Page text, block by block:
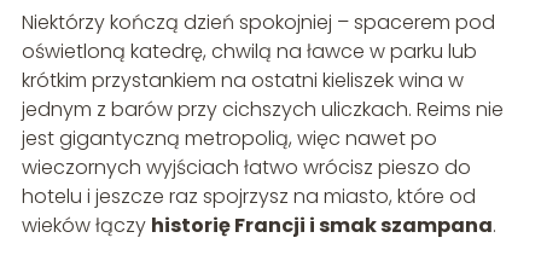
Niektórzy kończą dzień spokojniej – spacerem pod
oświetloną katedrę, chwilą na ławce w parku lub
krótkim przystankiem na ostatni kieliszek wina w
jednym z barów przy cichszych uliczkach. Reims nie
jest gigantyczną metropolią, więc nawet po
wieczornych wyjściach łatwo wrócisz pieszo do
hotelu i jeszcze raz spojrzysz na miasto, które od
wieków łączy historię Francji i smak szampana.